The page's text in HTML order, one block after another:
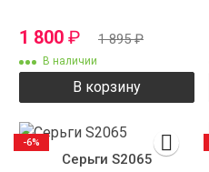
1 800 ₽ 1 895₽
В наличии
В корзину
Серьги S2065
-6%